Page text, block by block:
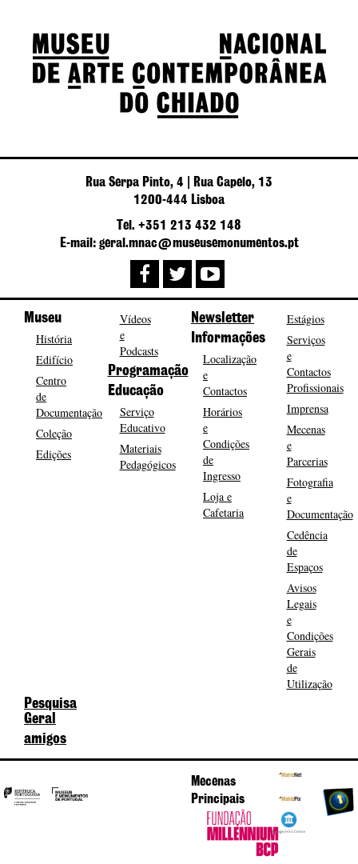
Rua Serpa Pinto, 4 | Rua Capelo, 13
1200-444 Lisboa
Tel. +351 213 432 148
E-mail: geral.mnac@museusemonumentos.pt
Museu
História
Edifício
Centro
de
Documentação
Coleção
Edições
Vídeos
e
Podcasts
Programação
Educação
Serviço
Educativo
Materiais
Pedagógicos
Newsletter
Informações
Localização
e
Contactos
Horários
e
Condições
de
Ingresso
Loja e
Cafetaria
Estágios
Serviços
e
Contactos
Profissionais
Imprensa
Mecenas
e
Parcerias
Fotografia
e
Documentação
Cedência
de
Espaços
Avisos
Legais
e
Condições
Gerais
de
Utilização
Pesquisa
Geral
amigos
Mecenas
Principais